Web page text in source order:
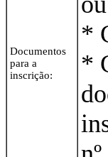
Documentos
para a
inscrição:
*
*